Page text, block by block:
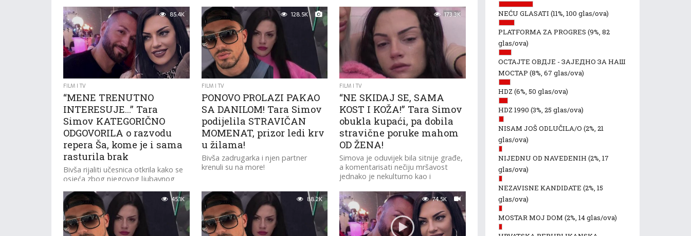
85.4K
FILM I TV
“MENE TRENUTNO
INTERESUJE…” Tara
Simov KATEGORIČNO
ODGOVORILA o razvodu
repera Ša, kome je i sama
rasturila brak
Bivša rijaliti učesnica otkrila kako se
osjeća zbog njegovog ljubavnog
128.5K
FILM I TV
PONOVO PROLAZI PAKAO
SA DANILOM! Tara Simov
podijelila STRAVIČAN
MOMENAT, prizor ledi krv
u žilama!
Bivša zadrugarka i njen partner
krenuli su na more!
173.3K
FILM I TV
“NE SKIDAJ SE, SAMA
KOST I KOŽA!” Tara Simov
obukla kupaći, pa dobila
stravične poruke mahom
OD ŽENA!
Simova je oduvijek bila sitnije građe,
a komentarisati nečiju mršavost
jednako je nekulturno kao i
45.1K 88.2K 74.5K
NEĆU GLASATI (11%, 100 glas/ova)
PLATFORMA ZA PROGRES (9%, 82
glas/ova)
ОСТАЈТЕ ОВДЈЕ - ЗАЈЕДНО ЗА НАШ
МОСТАР (8%, 67 glas/ova)
HDZ (6%, 50 glas/ova)
HDZ 1990 (3%, 25 glas/ova)
NISAM JOŠ ODLUČILA/O (2%, 21
glas/ova)
NIJEDNU OD NAVEDENIH (2%, 17
glas/ova)
NEZAVISNE KANDIDATE (2%, 15
glas/ova)
MOSTAR MOJ DOM (2%, 14 glas/ova)